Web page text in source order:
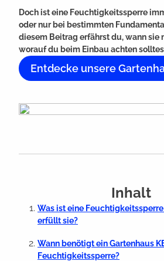
Doch ist eine Feuchtigkeitssperre
oder nur bei bestimmten
diesem Beitrag erfährst du, wann sie
worauf du beim Einbau achten
Entdecke unsere
Inhalt
Was ist eine
erfüllt sie?
Wann benötigt ein Gartenhaus
Feuchtigkeitssperre?